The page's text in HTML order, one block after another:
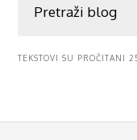
TEKSTOVI SU PROČITANI